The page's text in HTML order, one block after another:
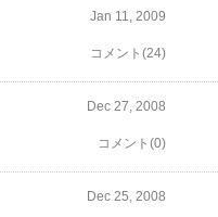
Jan 11, 2009
コメント(24)
Dec 27, 2008
コメント(0)
Dec 25, 2008